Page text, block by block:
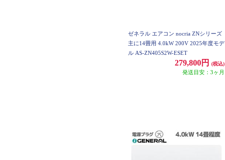
ゼネラル エアコン nocria ZNシリーズ
主に14畳用 4.0kW 200V 2025年度モデ
ル AS-ZN405S2W-ESET
279,800円 (税込)
発送目安：3ヶ月